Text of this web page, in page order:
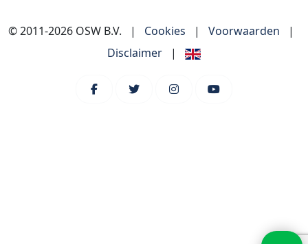
© 2011-2026 OSW B.V. | Cookies | Voorwaarden
|
Disclaimer
|